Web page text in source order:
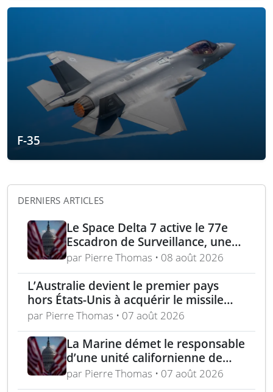
F-35
DERNIERS ARTICLES
Le Space Delta 7 active le 77e
Escadron de Surveillance, une
nouvelle ère du suivi de cibles
spatiales
par Pierre Thomas • 08 août 2026
L’Australie devient le premier pays
hors États-Unis à acquérir le missile
AIM-260 JATM
par Pierre Thomas • 07 août 2026
La Marine démet le responsable
d’une unité californienne de
formation médicale
par Pierre Thomas • 07 août 2026